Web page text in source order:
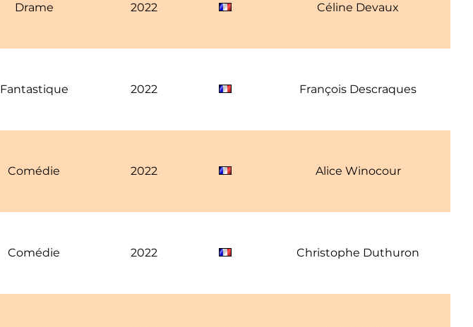
Drame 2022 Céline Devaux
Fantastique 2022 François Descraques
Comédie 2022 Alice Winocour
Comédie 2022 Christophe Duthuron